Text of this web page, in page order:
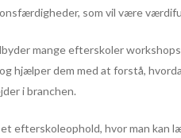
som vil være
mange efterskoler
hjælper dem med at forstå,
i branchen.
efterskoleophold, hvor man kan